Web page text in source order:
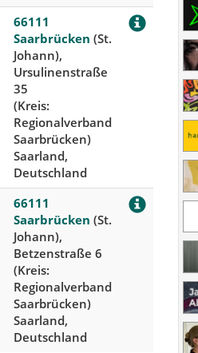
66111
Saarbrücken (St.
Johann),
Ursulinenstraße
35
(Kreis:
Regionalverband
Saarbrücken)
Saarland,
Deutschland
66111
Saarbrücken (St.
Johann),
Betzenstraße 6
(Kreis:
Regionalverband
Saarbrücken)
Saarland,
Deutschland